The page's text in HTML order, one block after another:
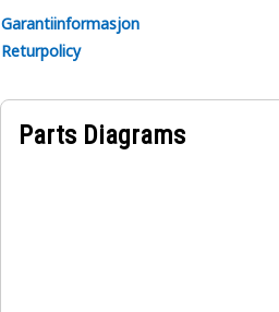
Garantiinformasjon
Returpolicy
Parts Diagrams